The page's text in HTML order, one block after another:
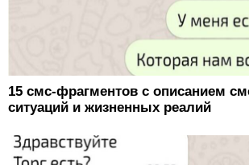
15 смс-фрагментов с описанием
ситуаций и жизненных реалий